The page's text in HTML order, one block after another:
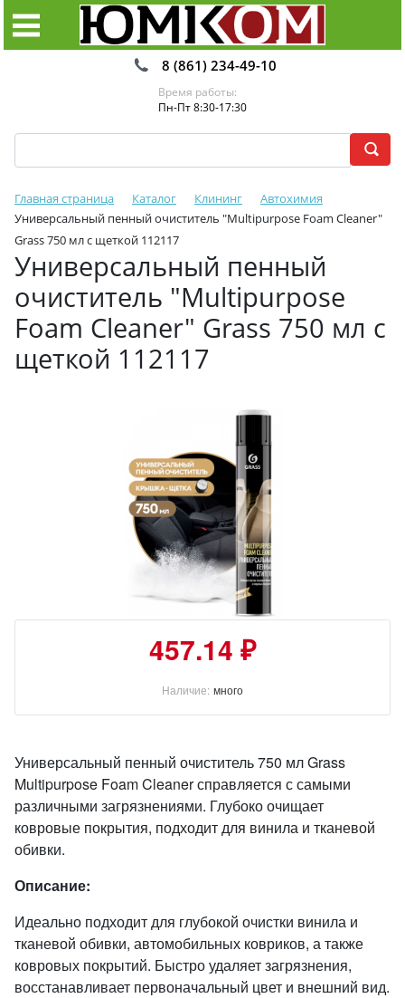
8 (861) 234-49-10
Время работы:
Пн-Пт 8:30-17:30
Главная страница Каталог Клининг
Автохимия
Универсальный пенный очиститель "Multipurpose Foam Cleaner"
Grass 750 мл с щеткой 112117
Универсальный пенный
очиститель "Multipurpose
Foam Cleaner" Grass 750 мл с
щеткой 112117
457.14 ₽
Наличие: много
Универсальный пенный очиститель 750 мл Grass
Multipurpose Foam Cleaner справляется с самыми
различными загрязнениями. Глубоко очищает
ковровые покрытия, подходит для винила и тканевой
обивки.
Описание:
Идеально подходит для глубокой очистки винила и
тканевой обивки, автомобильных ковриков, а также
ковровых покрытий. Быстро удаляет загрязнения,
восстанавливает первоначальный цвет и внешний вид.